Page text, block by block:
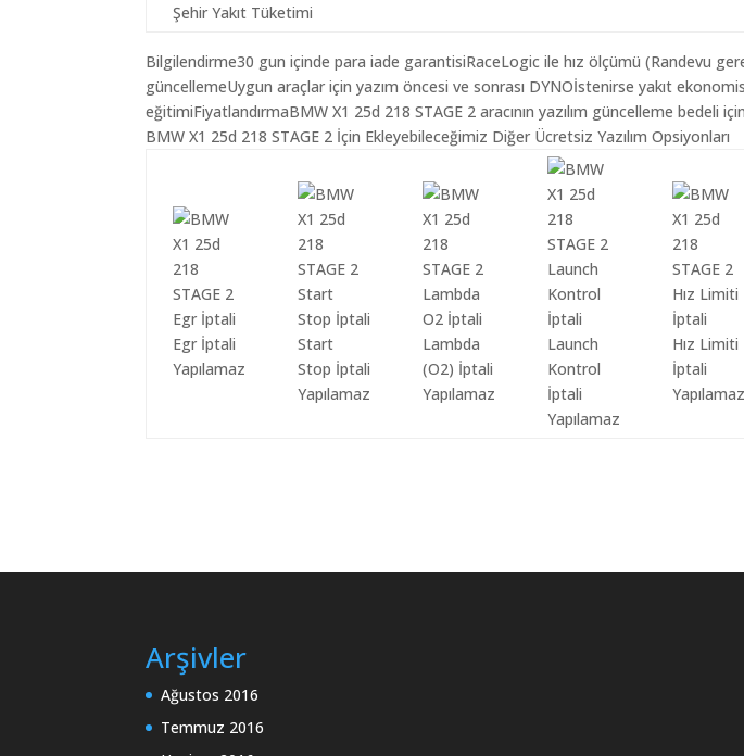
Şehir Yakıt Tüketimi
Bilgilendirme30 gun içinde para iade garantisiRaceLogic ile hız ölçümü (Randevu
güncellemeUygun araçlar için yazım öncesi ve sonrası DYNOİstenirse yakıt
eğitimiFiyatlandırmaBMW X1 25d 218 STAGE 2 aracının yazılım güncelleme bedeli
BMW X1 25d 218 STAGE 2 İçin Ekleyebileceğimiz Diğer Ücretsiz Yazılım Opsiyonları
Egr İptali
Yapılamaz
Start
Stop İptali
Yapılamaz
Lambda
(O2) İptali
Yapılamaz
Launch
Kontrol
İptali
Yapılamaz
Hız Limiti
İptali
Yapılamaz
Arşivler
Ağustos 2016
Temmuz 2016